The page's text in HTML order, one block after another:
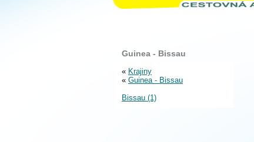
Guinea - Bissau
« Krajiny
« Guinea - Bissau
Bissau (1)